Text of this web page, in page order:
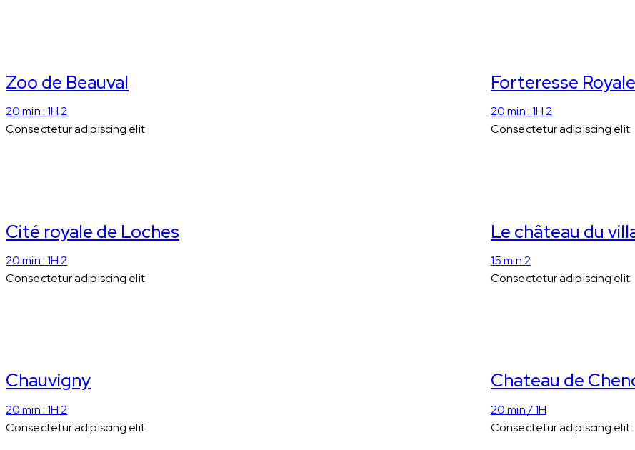
Zoo de Beauval
20 min : 1H 2
Consectetur adipiscing elit
Forteresse
20 min : 1H 2
Consectetur adipiscing elit
Cité royale de Loches
20 min : 1H 2
Consectetur adipiscing elit
Le château du
15 min 2
Consectetur adipiscing elit
Chauvigny
20 min : 1H 2
Consectetur adipiscing elit
Chateau de
20 min / 1H
Consectetur adipiscing elit